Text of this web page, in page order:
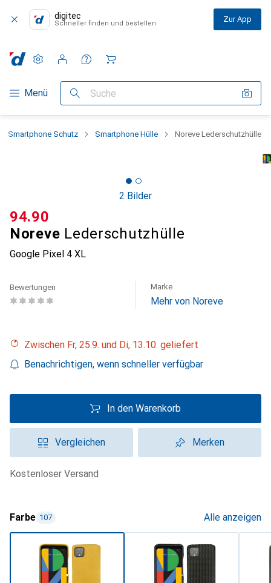
digitec
Schneller finden und bestellen Zur App
Navigation nach Kategorien
Menü Suche
Einstellungen
Kundenkonto
Vergleichslisten
Merklisten
Warenkorb
Smartphone Schutz Smartphone Hülle Noreve Lederschutzhülle
2 Bilder
Noreve Lederschutzhülle
Google Pixel 4 XL
CHF
94.90
Bewertungen Marke
Mehr von Noreve
Zwischen Fr, 25.9. und Di, 13.10. geliefert
Benachrichtigen, wenn schneller verfügbar
In den Warenkorb
Vergleichen Merken
kostenloser Versand
Farbe 107 Alle anzeigen